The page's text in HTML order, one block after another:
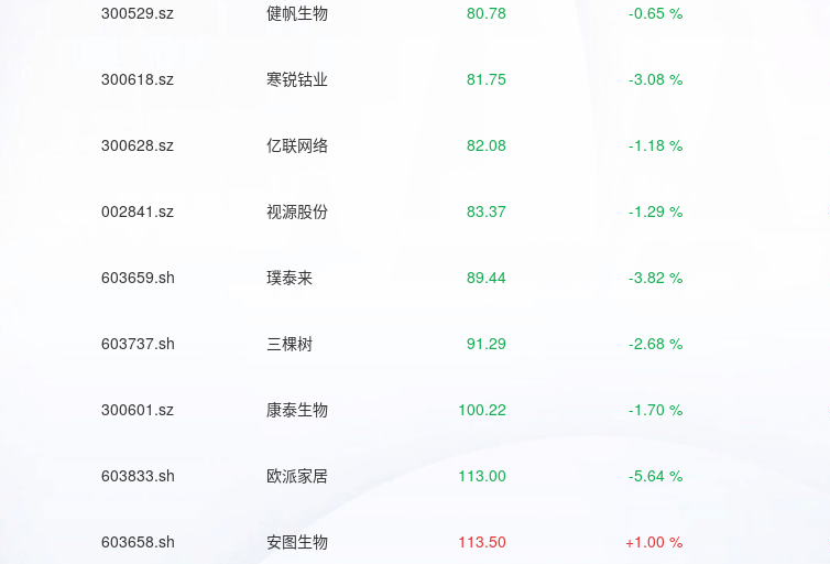
300529.sz 健帆生物 80.78 -0.65 %
300618.sz 寒锐钴业 81.75 -3.08 %
300628.sz 亿联网络 82.08 -1.18 %
002841.sz 视源股份 83.37 -1.29 %
603659.sh 璞泰来 89.44 -3.82 %
603737.sh 三棵树 91.29 -2.68 %
300601.sz 康泰生物 100.22 -1.70 %
603833.sh 欧派家居 113.00 -5.64 %
603658.sh 安图生物 113.50 +1.00 %